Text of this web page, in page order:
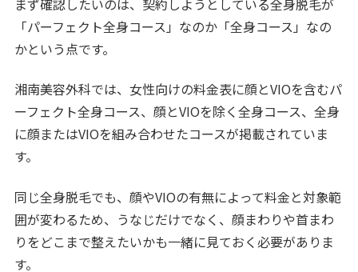
まず確認したいのは、契約しようとしている全身脱毛が
「パーフェクト全身コース」なのか「全身コース」なの
かという点です。
湘南美容外科では、女性向けの料金表に顔とVIOを含むパ
ーフェクト全身コース、顔とVIOを除く全身コース、全身
に顔またはVIOを組み合わせたコースが掲載されていま
す。
同じ全身脱毛でも、顔やVIOの有無によって料金と対象範
囲が変わるため、うなじだけでなく、顔まわりや首まわ
りをどこまで整えたいかも一緒に見ておく必要がありま
す。